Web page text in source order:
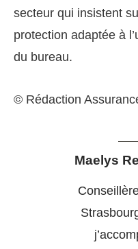
secteur qui insistent
protection adaptée à
du bureau.
© Rédaction
Maelys